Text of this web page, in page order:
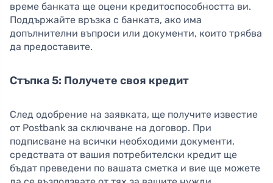
време банката ще оцени кредитоспособността ви.
Поддържайте връзка с банката, ако има
допълнителни въпроси или документи, които трябва
да предоставите.
Стъпка 5: Получете своя кредит
След одобрение на заявката, ще получите известие
от Postbank за сключване на договор. При
подписване на всички необходими документи,
средствата от вашия потребителски кредит ще
бъдат преведени по вашата сметка и вие ще можете